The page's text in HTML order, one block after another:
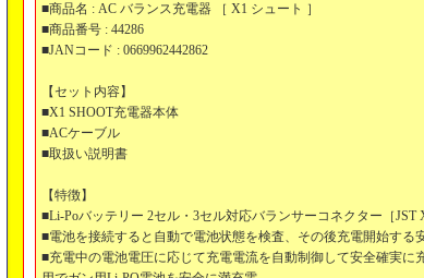
■商品名 : AC バランス充電器 ［ X1 シュート ］
■商品番号 : 44286
■JANコード : 0669962442862
【セット内容】
■X1 SHOOT充電器本体
■ACケーブル
■取扱い説明書
【特徴】
■Li-Poバッテリー 2セル・3セル対応バランサーコネクター［JST
■電池を接続すると自動で電池状態を検査、その後充電開始する
■充電中の電池電圧に応じて充電電流を自動制御して安全確実に